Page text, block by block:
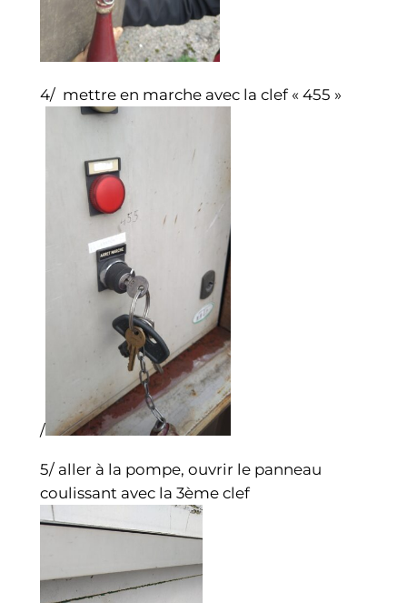
4/ mettre en marche avec la clef « 455 »
/
5/ aller à la pompe, ouvrir le panneau
coulissant avec la 3ème clef